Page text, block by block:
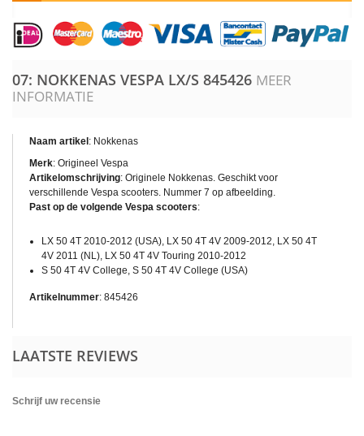
07: NOKKENAS VESPA LX/S 845426 MEER
INFORMATIE
Naam artikel : Nokkenas
Merk: Origineel Vespa
Artikelomschrijving: Originele Nokkenas. Geschikt voor
verschillende Vespa scooters. Nummer 7 op afbeelding.
Past op de volgende Vespa scooters:
LX 50 4T 2010-2012 (USA), LX 50 4T 4V 2009-2012, LX 50 4T
4V 2011 (NL), LX 50 4T 4V Touring 2010-2012
S 50 4T 4V College, S 50 4T 4V College (USA)
Artikelnummer: 845426
LAATSTE REVIEWS
Schrijf uw recensie